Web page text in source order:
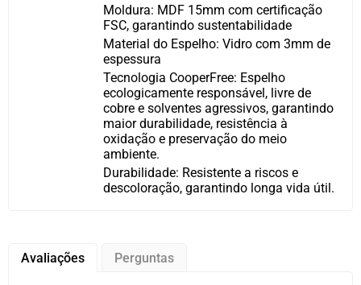
Moldura: MDF 15mm com certificação
FSC, garantindo sustentabilidade
Material do Espelho: Vidro com 3mm de
espessura
Tecnologia CooperFree: Espelho
ecologicamente responsável, livre de
cobre e solventes agressivos, garantindo
maior durabilidade, resistência à
oxidação e preservação do meio
ambiente.
Durabilidade: Resistente a riscos e
descoloração, garantindo longa vida útil.
Avaliações Perguntas